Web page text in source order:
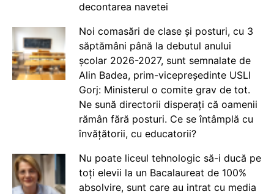
decontarea navetei
Noi comasări de clase și posturi, cu 3
săptămâni până la debutul anului
școlar 2026-2027, sunt semnalate de
Alin Badea, prim-vicepreședinte USLI
Gorj: Ministerul o comite grav de tot.
Ne sună directorii disperați că oamenii
rămân fără posturi. Ce se întâmplă cu
învățătorii, cu educatorii?
Nu poate liceul tehnologic să-i ducă pe
toți elevii la un Bacalaureat de 100%
absolvire, sunt care au intrat cu media